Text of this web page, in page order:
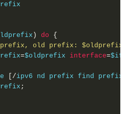
) do
{
old prefix: $oldprefix,
=$oldprefix interface=
[/ipv6 nd prefix find prefix
;